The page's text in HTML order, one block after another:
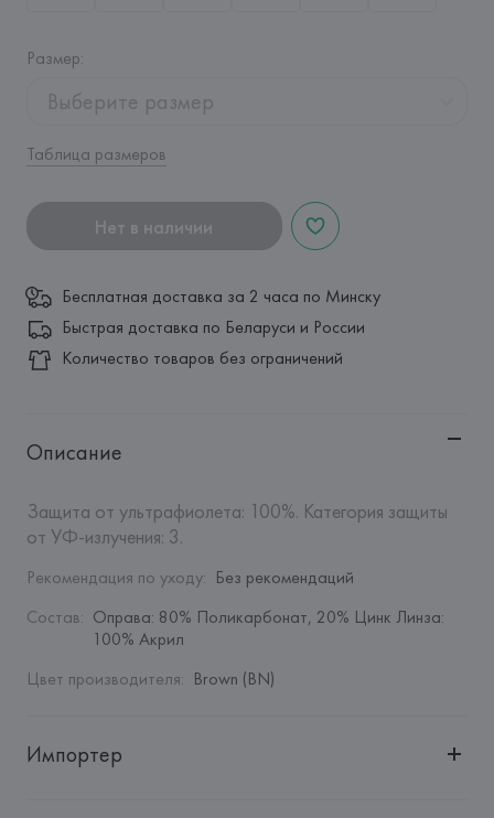
Размер:
Выберите размер
Таблица размеров
Нет в наличии
Бесплатная доставка за 2 часа по Минску
Быстрая доставка по Беларуси и России
Количество товаров без ограничений
Описание
Защита от ультрафиолета: 100%. Категория защиты
от УФ-излучения: 3.
Рекомендация по уходу: Без рекомендаций
Состав: Оправа: 80% Поликарбонат, 20% Цинк Линза:
100% Акрил
Цвет производителя: Brown (BN)
Импортер